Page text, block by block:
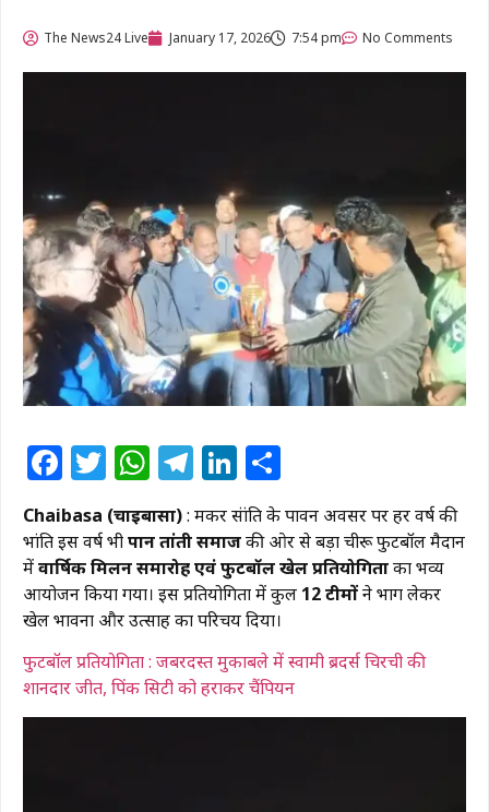
The News24 Live January 17, 2026 7:54 pm No Comments
Facebook
Twitter
WhatsApp
Telegram
LinkedIn
Chaibasa (चाईबासा): मकर संक्रांति के पावन अवसर पर हर वर्ष की
भांति इस वर्ष भीपान तांती समाजकी ओर से बड़ा चीरू फुटबॉल मैदान
मेंवार्षिक मिलन समारोह एवं फुटबॉल खेल प्रतियोगिताका भव्य
आयोजन किया गया। इस प्रतियोगिता में कुल 12 टीमोंने भाग लेकर
खेल भावना और उत्साह का परिचय दिया।
फुटबॉल प्रतियोगिता : जबरदस्त मुकाबले में स्वामी ब्रदर्स चिरची की
शानदार जीत, पिंक सिटी को हराकर चैंपियन